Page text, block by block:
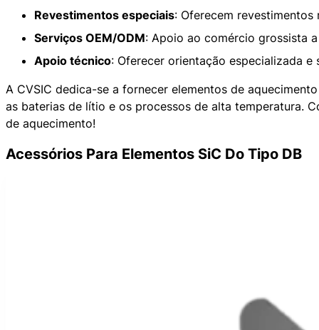
Revestimentos especiais: Oferecem
Serviços OEM/ODM: Apoio ao comércio grossista
Apoio técnico: Oferecer orientação especializada
A CVSIC dedica-se a fornecer elementos de
as baterias de lítio e os processos de alta temperatura.
de aquecimento!
Acessórios Para Elementos SiC Do Tipo DB